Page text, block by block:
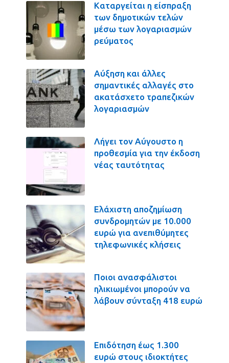
Καταργείται η είσπραξη
των δημοτικών τελών
μέσω των λογαριασμών
ρεύματος
Αύξηση και άλλες
σημαντικές αλλαγές στο
ακατάσχετο τραπεζικών
λογαριασμών
Λήγει τον Αύγουστο η
προθεσμία για την έκδοση
νέας ταυτότητας
Ελάχιστη αποζημίωση
συνδρομητών με 10.000
ευρώ για ανεπιθύμητες
τηλεφωνικές κλήσεις
Ποιοι ανασφάλιστοι
ηλικιωμένοι μπορούν να
λάβουν σύνταξη 418 ευρώ
Επιδότηση έως 1.300
ευρώ στους ιδιοκτήτες